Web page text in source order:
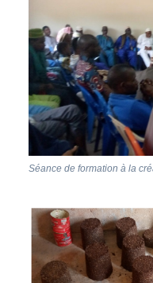
Séance de formation à la